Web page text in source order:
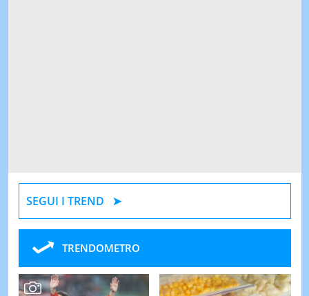
SEGUI I TREND
TRENDOMETRO